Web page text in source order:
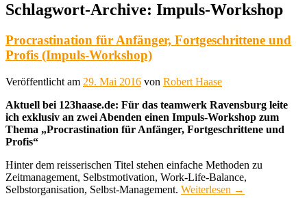
Schlagwort-Archive: Impuls-Workshop
Procrastination für Anfänger, Fortgeschrittene und
Profis (Impuls-Workshop)
Veröffentlicht am 29. Mai 2016 von Robert Haase
Aktuell bei 123haase.de: Für das teamwerk Ravensburg leite
ich exklusiv an zwei Abenden einen Impuls-Workshop zum
Thema „Procrastination für Anfänger, Fortgeschrittene und
Profis“
Hinter dem reisserischen Titel stehen einfache Methoden zu
Zeitmanagement, Selbstmotivation, Work-Life-Balance,
Selbstorganisation, Selbst-Management. Weiterlesen →